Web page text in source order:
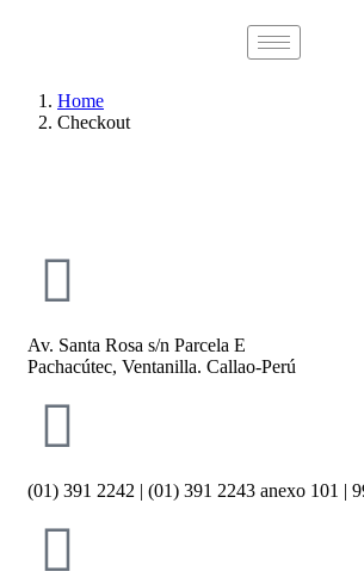
Home
Checkout
Av. Santa Rosa s/n Parcela E
Pachacútec, Ventanilla. Callao-Perú
(01) 391 2242 | (01) 391 2243 anexo 101 |